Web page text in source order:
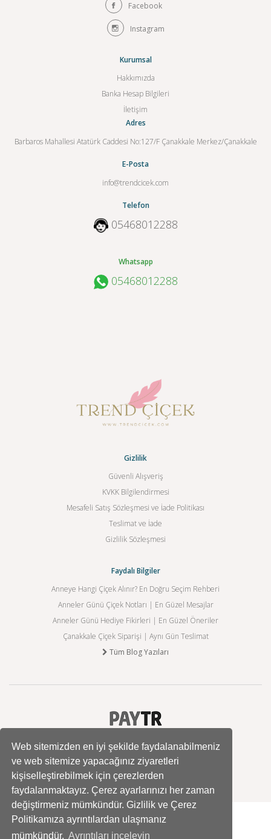
Web sitemizden en iyi şekilde faydalanabilmeniz
ve web sitemize yapacağınız ziyaretleri
kişiselleştirebilmek için çerezlerden
faydalanmaktayız. Çerez ayarlarınızı her zaman
değiştirmeniz mümkündür. Gizlilik ve Çerez
Politikamıza ayrıntılardan ulaşmanız
mümkündür. Ayrıntıları inceleyin
Facebook
Instagram
Kurumsal
Hakkımızda
Banka Hesap Bilgileri
İletişim
Adres
Barbaros Mahallesi Atatürk Caddesi No:127/F Çanakkale Merkez/Çanakkale
E-Posta
info@trendcicek.com
Telefon
05468012288
Whatsapp
05468012288
Gizlilik
Güvenli Alışveriş
KVKK Bilgilendirmesi
Mesafeli Satış Sözleşmesi ve İade Politikası
Teslimat ve İade
Gizlilik Sözleşmesi
Faydalı Bilgiler
Anneye Hangi Çiçek Alınır? En Doğru Seçim Rehberi
Anneler Günü Çiçek Notları | En Güzel Mesajlar
Anneler Günü Hediye Fikirleri | En Güzel Öneriler
Çanakkale Çiçek Siparişi | Aynı Gün Teslimat
Tüm Blog Yazıları